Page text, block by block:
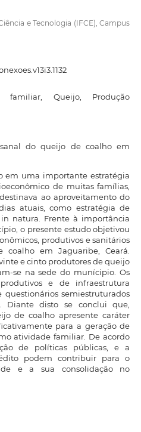
e Tecnologia (IFCE), Campus
familiar, Queijo, Produção
do queijo de coalho em
em uma importante estratégia
de muitas famílias,
ao aproveitamento do
atuais, como estratégia de
natura. Frente à importância
o presente estudo objetivou
produtivos e sanitários
em Jaguaribe, Ceará.
e cinto produtores de queijo
se na sede do munícipio. Os
produtivos e de infraestrutura
semiestruturados
Diante disto se conclui que,
de coalho apresente caráter
para a geração de
atividade familiar. De acordo
de políticas públicas, e a
podem contribuir para o
e a sua consolidação no